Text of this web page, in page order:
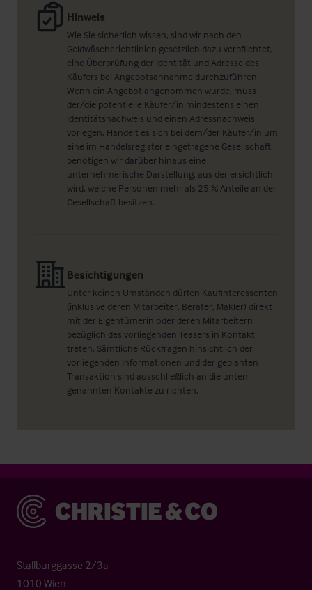
Hinweis
Wie Sie sicherlich wissen, sind wir nach den
Geldwäscherichtlinien gesetzlich dazu verpflichtet,
eine Überprüfung der Identität und Adresse des
Käufers bei Angebotsannahme durchzuführen.
Wenn ein Angebot angenommen wurde, muss
der/die potentielle Käufer/in mindestens einen
Identitätsnachweis und einen Adressnachweis
vorlegen. Handelt es sich bei dem/der Käufer/in um
eine im Handelsregister eingetragene Gesellschaft,
benötigen wir darüber hinaus eine
unternehmerische Darstellung, aus der ersichtlich
wird, welche Personen mehr als 25 % Anteile an der
Gesellschaft besitzen.
Besichtigungen
Unter keinen Umständen dürfen Kaufinteressenten
(inklusive deren Mitarbeiter, Berater, Makler) direkt
mit der Eigentümerin oder deren Mitarbeitern
bezüglich des vorliegenden Teasers in Kontakt
treten. Sämtliche Rückfragen hinsichtlich der
vorliegenden Informationen und der geplanten
Transaktion sind ausschließlich an die unten
genannten Kontakte zu richten.
Christie & Co
Stallburggasse 2/3a
1010 Wien